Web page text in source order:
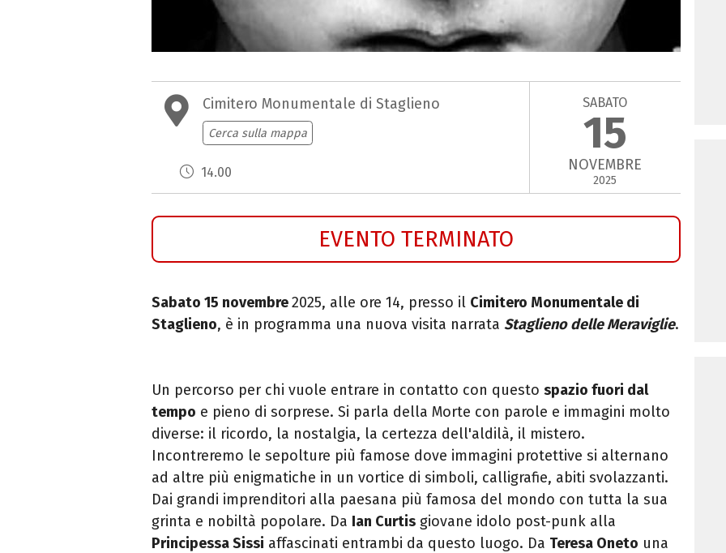
Cimitero Monumentale di Staglieno
Cerca sulla mappa
14.00
SABATO
15
NOVEMBRE
2025
EVENTO TERMINATO
Sabato 15 novembre2025, alle ore 14, presso il Cimitero Monumentale di
Staglieno, è in programma una nuova visita narrata Staglieno delle Meraviglie.
Un percorso per chi vuole entrare in contatto con questo spazio fuori dal
tempo e pieno di sorprese. Si parla della Morte con parole e immagini molto
diverse: il ricordo, la nostalgia, la certezza dell'aldilà, il mistero.
Incontreremo le sepolture più famose dove immagini protettive si alternano
ad altre più enigmatiche in un vortice di simboli, calligrafie, abiti svolazzanti.
Dai grandi imprenditori alla paesana più famosa del mondo con tutta la sua
grinta e nobiltà popolare. Da Ian Curtis giovane idolo post-punk alla
Principessa Sissi affascinati entrambi da questo luogo. Da Teresa Oneto una